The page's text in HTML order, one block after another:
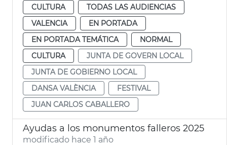
CULTURA
TODAS LAS AUDIENCIAS
VALENCIA
EN PORTADA
EN PORTADA TEMÁTICA
NORMAL
CULTURA
JUNTA DE GOVERN LOCAL
JUNTA DE GOBIERNO LOCAL
DANSA VALÈNCIA
FESTIVAL
JUAN CARLOS CABALLERO
Ayudas a los monumentos falleros 2025
modificado hace 1 año